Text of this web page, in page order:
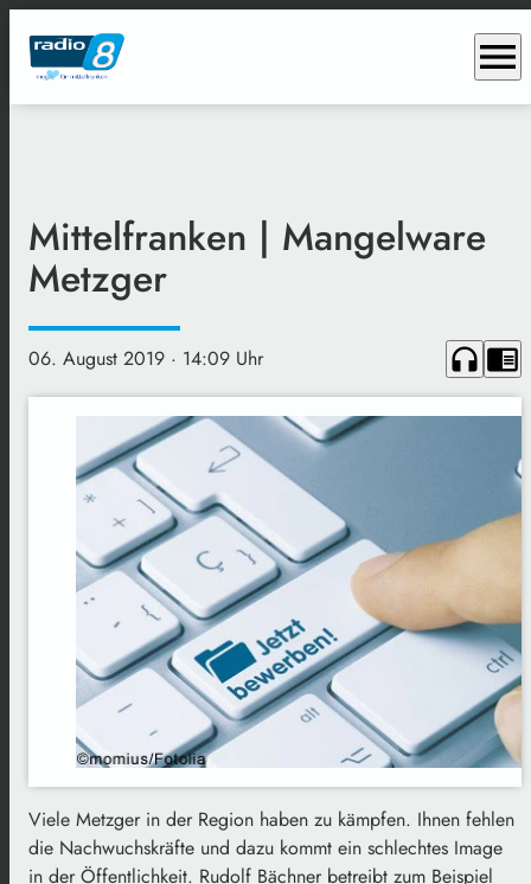
menu
Mittelfranken | Mangelware
Metzger
06. August 2019 · 14:09 Uhr headphones chrome_reader_mode
Viele Metzger in der Region haben zu kämpfen. Ihnen fehlen
die Nachwuchskräfte und dazu kommt ein schlechtes Image
in der Öffentlichkeit. Rudolf Bächner betreibt zum Beispiel